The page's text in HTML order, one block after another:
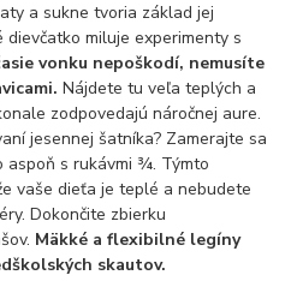
postavičky
L.O.L. OMG L.O.L. OMG Bábiky
a sukne tvoria základ jej
miluje experimenty s
vonku nepoškodí, nemusíte
Nájdete tu veľa teplých a
zodpovedajú náročnej aure.
jesennej šatníka? Zamerajte sa
aspoň s rukávmi ¾. Týmto
vaše dieťa je teplé a nebudete
Dokončite zbierku
Mäkké a flexibilné legíny
skautov.